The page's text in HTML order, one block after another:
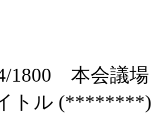
1800 本会議
トル (********)